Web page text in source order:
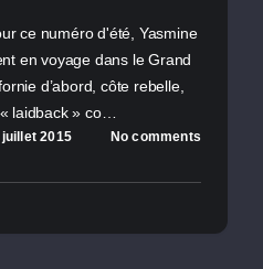
ce numéro d'été, Yasmine
en voyage dans le Grand
d’abord, côte rebelle,
laidback » co…
2015 No comments